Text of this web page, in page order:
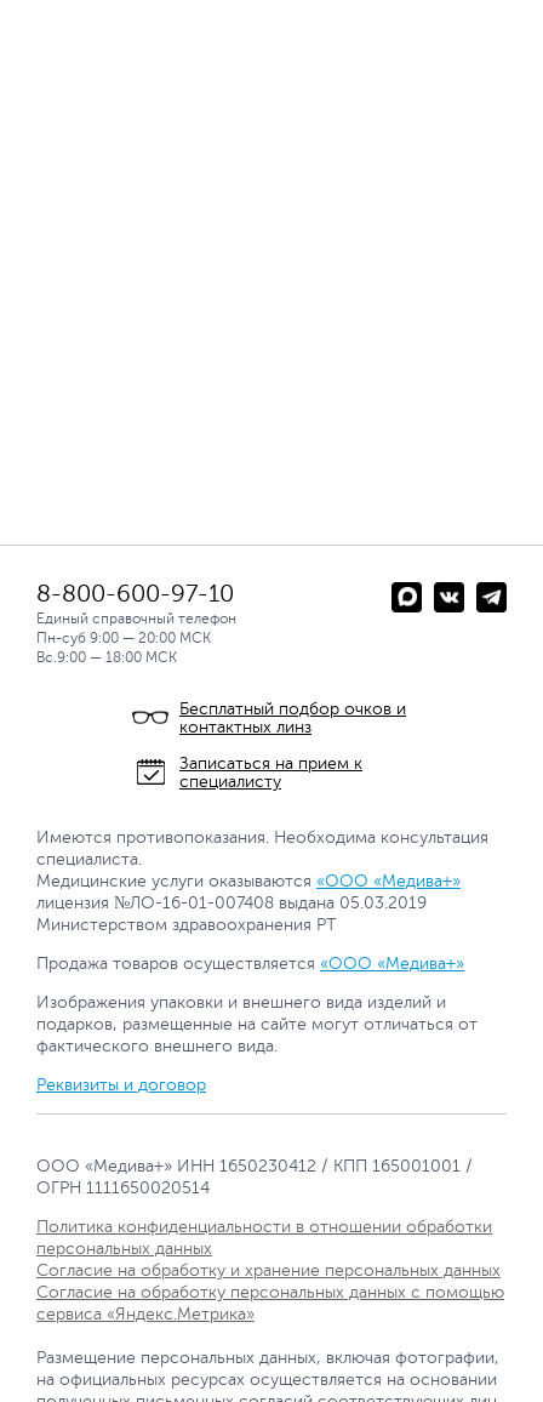
8-800-600-97-10
Единый справочный телефон
Пн-суб 9:00 — 20:00 МСК
Вс.9:00 — 18:00 МСК
Бесплатный подбор очков и
контактных линз
Записаться на прием к
специалисту
Имеются противопоказания. Необходима консультация
специалиста.
Медицинские услуги оказываются «ООО «Медива+»
лицензия №ЛО-16-01-007408 выдана 05.03.2019
Министерством здравоохранения РТ
Продажа товаров осуществляется «ООО «Медива+»
Изображения упаковки и внешнего вида изделий и
подарков, размещенные на сайте могут отличаться от
фактического внешнего вида.
Реквизиты и договор
ООО «Медива+» ИНН 1650230412 / КПП 165001001 /
ОГРН 1111650020514
Политика конфиденциальности в отношении обработки
персональных данных
Согласие на обработку и хранение персональных данных
Согласие на обработку персональных данных с помощью
сервиса «Яндекс.Метрика»
Размещение персональных данных, включая фотографии,
на официальных ресурсах осуществляется на основании